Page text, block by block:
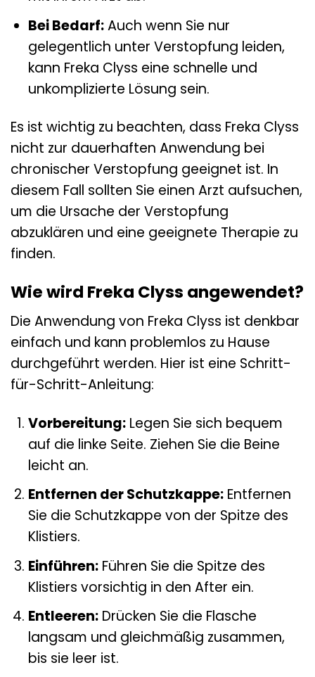
Bei Bedarf:Auch wenn Sie nur
gelegentlich unter Verstopfung leiden,
kann Freka Clyss eine schnelle und
unkomplizierte Lösung sein.
Es ist wichtig zu beachten, dass Freka Clyss
nicht zur dauerhaften Anwendung bei
chronischer Verstopfung geeignet ist. In
diesem Fall sollten Sie einen Arzt aufsuchen,
um die Ursache der Verstopfung
abzuklären und eine geeignete Therapie zu
finden.
Wie wird Freka Clyss angewendet?
Die Anwendung von Freka Clyss ist denkbar
einfach und kann problemlos zu Hause
durchgeführt werden. Hier ist eine Schritt-
für-Schritt-Anleitung:
Vorbereitung:Legen Sie sich bequem
auf die linke Seite. Ziehen Sie die Beine
leicht an.
Entfernen der Schutzkappe:Entfernen
Sie die Schutzkappe von der Spitze des
Klistiers.
Einführen:Führen Sie die Spitze des
Klistiers vorsichtig in den After ein.
Entleeren:Drücken Sie die Flasche
langsam und gleichmäßig zusammen,
bis sie leer ist.